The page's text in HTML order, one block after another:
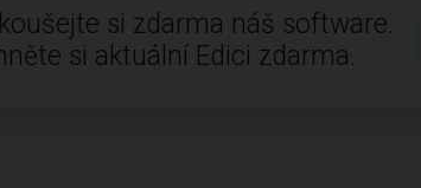
si zdarma náš software.
si aktuální Edici zdarma.